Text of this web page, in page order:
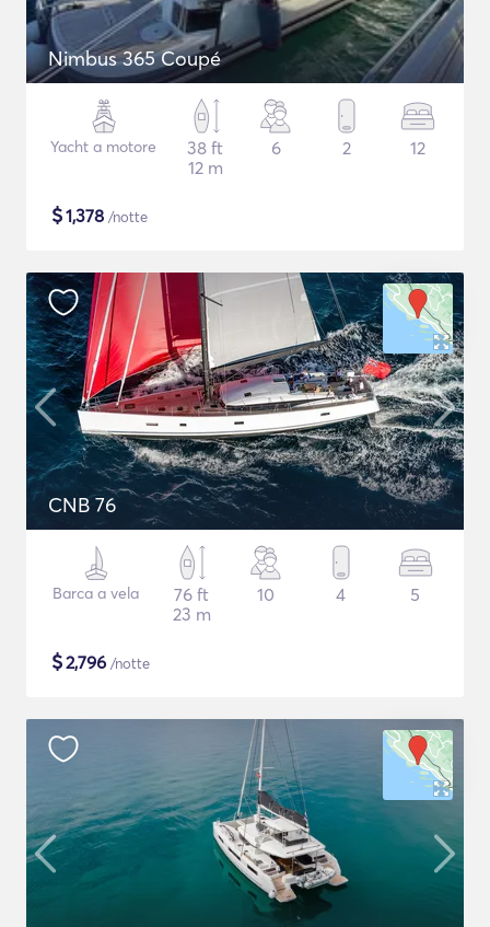
Nimbus 365 Coupé
Yacht a motore
38 ft
12 m
6 2 12
$1,378 /notte
CNB 76
Barca a vela
76 ft
23 m
10 4 5
$2,796 /notte